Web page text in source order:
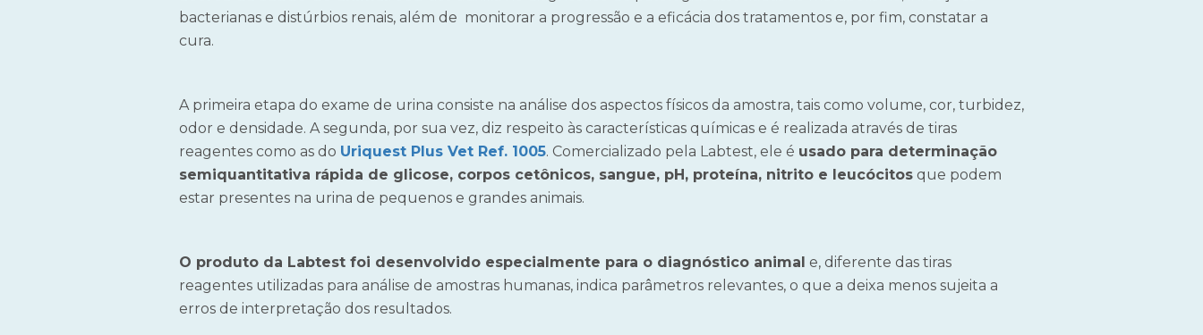
bacterianas e distúrbios renais, além de monitorar a progressão e a eficácia dos tratamentos e, por fim, constatar a
cura.
A primeira etapa do exame de urina consiste na análise dos aspectos físicos da amostra, tais como volume, cor, turbidez,
odor e densidade. A segunda, por sua vez, diz respeito às características químicas e é realizada através de tiras
reagentes como as do Uriquest Plus Vet Ref. 1005. Comercializado pela Labtest, ele é usado para determinação
semiquantitativa rápida de glicose, corpos cetônicos, sangue, pH, proteína, nitrito e leucócitosque podem
estar presentes na urina de pequenos e grandes animais.
O produto da Labtest foi desenvolvido especialmente para o diagnóstico animal e, diferente das tiras
reagentes utilizadas para análise de amostras humanas, indica parâmetros relevantes, o que a deixa menos sujeita a
erros de interpretação dos resultados.